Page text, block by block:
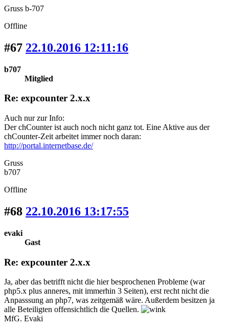
Gruss b-707
Offline
#67 22.10.2016 12:11:16
b707
Mitglied
Re: expcounter 2.x.x
Auch nur zur Info:
Der chCounter ist auch noch nicht ganz tot. Eine Aktive aus der
chCounter-Zeit arbeitet immer noch daran:
http://portal.internetbase.de/
Gruss
b707
Offline
#68 22.10.2016 13:17:55
evaki
Gast
Re: expcounter 2.x.x
Ja, aber das betrifft nicht die hier besprochenen Probleme (war
php5.x plus anneres, mit immerhin 3 Seiten), erst recht nicht die
Anpasssung an php7, was zeitgemäß wäre. Außerdem besitzen ja
alle Beteiligten offensichtlich die Quellen.
MfG. Evaki